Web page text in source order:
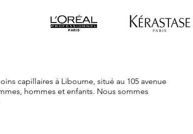
capillaires à Libourne, situé au 105 avenue
hommes et enfants. Nous sommes